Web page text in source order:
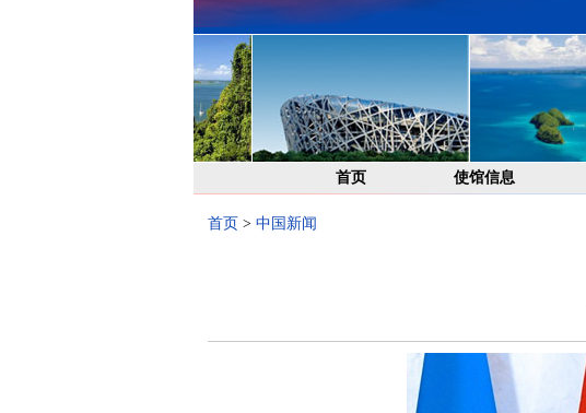
首页 使馆信息
首页 > 中国新闻